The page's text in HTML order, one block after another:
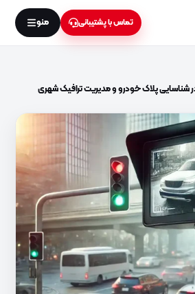
تماس با پشتیبانی منو
شناسایی پلاک خودرو و مدیریت ترافیک شهری